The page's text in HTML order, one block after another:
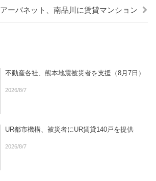
アーバネット、南品川に賃貸マンション
不動産各社、熊本地震被災者を支援（8月7日）
2026/8/7
UR都市機構、被災者にUR賃貸140戸を提供
2026/8/7